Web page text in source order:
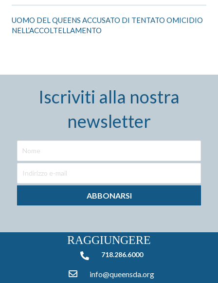
UOMO DEL QUEENS ACCUSATO DI TENTATO OMICIDIO
NELL’ACCOLTELLAMENTO
Iscriviti alla nostra
newsletter
ABBONARSI
RAGGIUNGERE
718.286.6000718.286.6000
info@queensda.org